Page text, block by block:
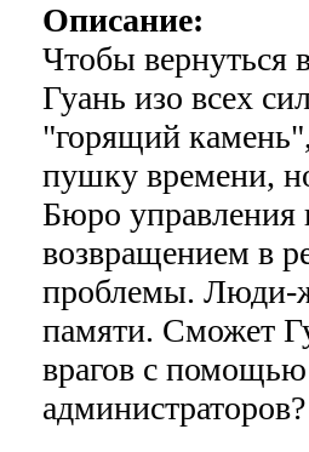
Описание:
Чтобы вернуться
Гуань изо всех
"горящий
пушку времени,
Бюро управления
возвращением в
проблемы. Люди-
памяти. Сможет
врагов с
администраторов?